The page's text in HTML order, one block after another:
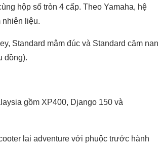
hộp số tròn 4 cấp. Theo Yamaha, hệ
nhiên liệu.
Standard mâm đúc và Standard căm nan
đồng).
gồm XP400, Django 150 và
lai adventure với phuộc trước hành